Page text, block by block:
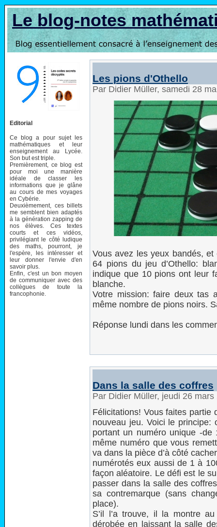
Le blog-notes
Editorial
Ce blog a pour sujet les
mathématiques et leur
enseignement au Lycée.
Son but est triple.
Premièrement, ce blog est
pour moi une manière
idéale de classer les
informations que je glâne
au cours de mes voyages
en Cybérie.
Deuxièmement, ces billets
me semblent bien adaptés
à la génération zapping de
nos élèves. Ces textes
courts et ces vidéos,
privilégiant le côté ludique
des maths, pourront, je
l'espère, les intéresser et
leur donner l'envie d'en
savoir plus.
Enfin, c'est un bon moyen
de communiquer avec des
collègues de toute la
francophonie.
Les pions d'Othello
Par Didier Müller, samedi 28
Vous avez les yeux bandés,
64 pions du jeu d’Othello:
indique que 10 pions ont leur
blanche.
Votre mission: faire deux tas
même nombre de pions noirs.
Réponse lundi dans les
Dans la salle des coffres
Par Didier Müller, jeudi 26
Félicitations! Vous faites partie
nouveau jeu. Voici le principe:
portant un numéro unique -
même numéro que vous
va dans la pièce d’à côté
numérotés eux aussi de 1 à
façon aléatoire. Le défi est le
passer dans la salle des
sa contremarque (sans
place).
S’il l’a trouve, il la montre
dérobée en laissant la salle